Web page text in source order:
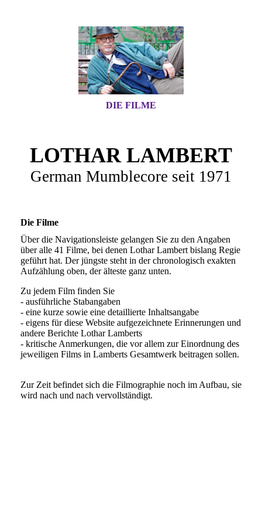
DIE FILME
LOTHAR LAMBERT
German Mumblecore seit 1971
Die Filme
Über die Navigationsleiste gelangen Sie zu den Angaben
über alle 41 Filme, bei denen Lothar Lambert bislang Regie
geführt hat. Der jüngste steht in der chronologisch exakten
Aufzählung oben, der älteste ganz unten.
Zu jedem Film finden Sie
- ausführliche Stabangaben
- eine kurze sowie eine detaillierte Inhaltsangabe
- eigens für diese Website aufgezeichnete Erinnerungen und
andere Berichte Lothar Lamberts
- kritische Anmerkungen, die vor allem zur Einordnung des
jeweiligen Films in Lamberts Gesamtwerk beitragen sollen.
Zur Zeit befindet sich die Filmographie noch im Aufbau, sie
wird nach und nach vervollständigt.